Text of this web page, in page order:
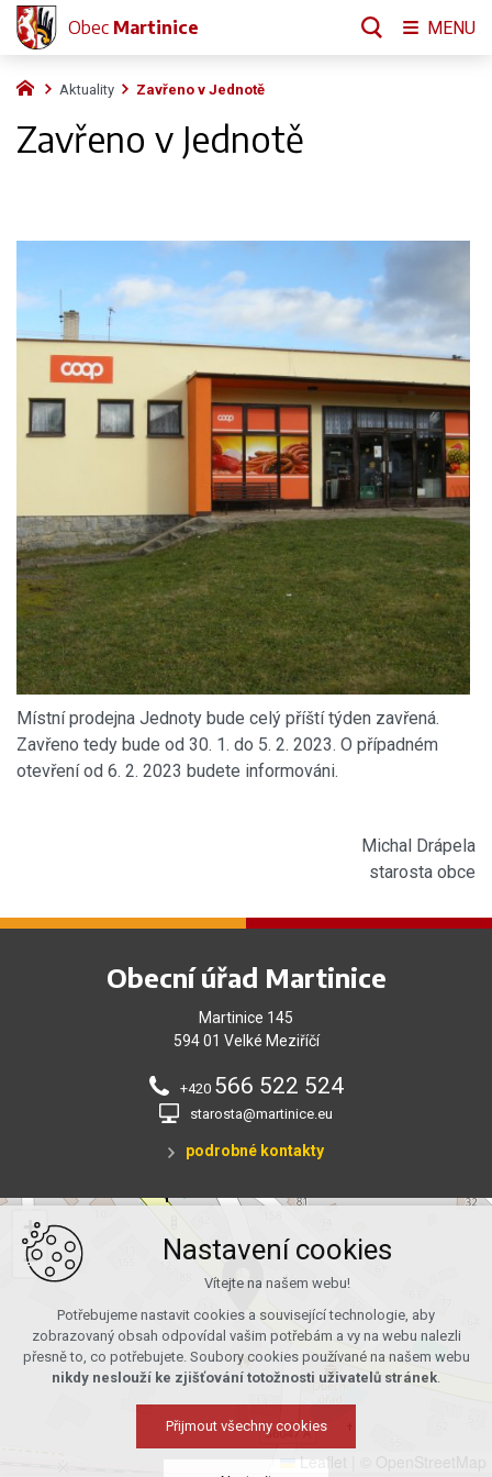
Aktuality Zavřeno v Jednotě
Zavřeno v Jednotě
Místní prodejna Jednoty bude celý příští týden zavřená.
Zavřeno tedy bude od 30. 1. do 5. 2. 2023. O případném
otevření od 6. 2. 2023 budete informováni.
Michal Drápela
starosta obce
Obecní úřad Martinice
Martinice 145
594 01 Velké Meziříčí
+420 566 522 524
starosta@martinice.eu
podrobné kontakty
+
−
Obec Martinice MENU
Nastavení cookies
Vítejte na našem webu!
Potřebujeme nastavit cookies a související technologie, aby
zobrazovaný obsah odpovídal vašim potřebám a vy na webu nalezli
přesně to, co potřebujete. Soubory cookies používané na našem webu
nikdy neslouží ke zjišťování totožnosti uživatelů stránek.
Přijmout všechny cookies